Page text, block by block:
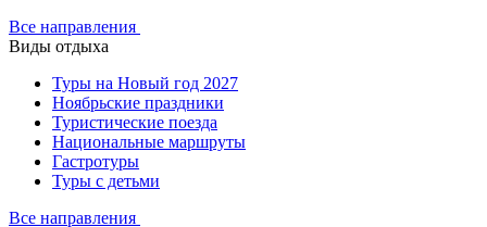
Все направления
Виды отдыха
Туры на Новый год 2027
Ноябрьские праздники
Туристические поезда
Национальные маршруты
Гастротуры
Туры с детьми
Все направления